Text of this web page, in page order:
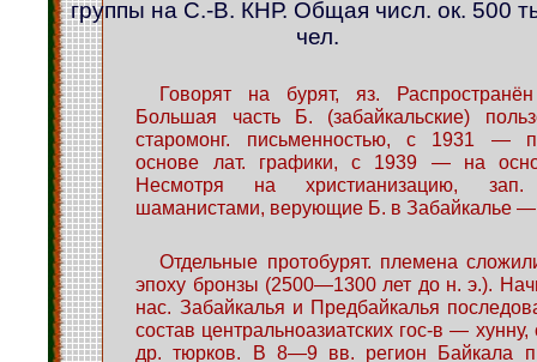
группы на С.-В. КНР. Общая числ. ок. 500
чел.
Говорят на бурят, яз.
Большая часть Б. (забайкальские)
старомонг. письменностью, с 1931 —
основе лат. графики, с 1939 — на
Несмотря на христианизацию,
шаманистами, верующие Б. в Забайкалье —
Отдельные протобурят. племена
эпоху бронзы (2500—1300 лет до н. э.).
нас. Забайкалья и Предбайкалья
состав центральноазиатских гос-в —
др. тюрков. В 8—9 вв. регион Байкала